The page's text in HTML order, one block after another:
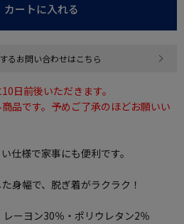
カートに入れる
るお問い合わせはこちら
日前後いただきます。
品です。予めご了承のほどお願いい
仕様で家事にも便利です。
身幅で、脱ぎ着がラクラク！
レーヨン30％・ポリウレタン2％